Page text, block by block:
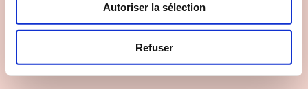
Autoriser la sélection
Refuser
PREVIOUS
NOCTURNE (2018)